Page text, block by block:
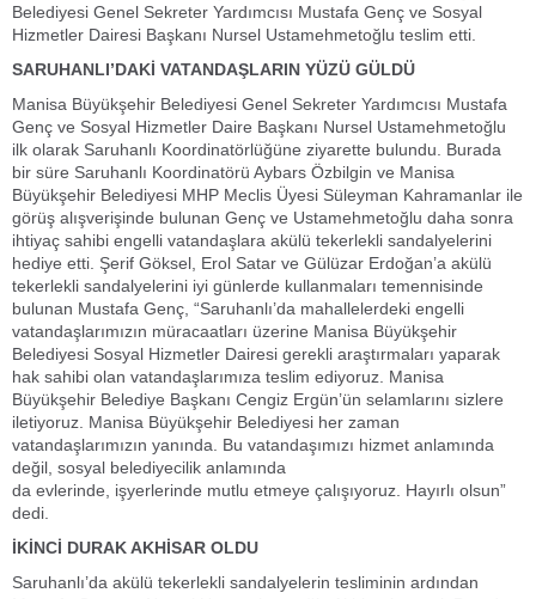
Belediyesi Genel Sekreter Yardımcısı Mustafa Genç ve Sosyal
Hizmetler Dairesi Başkanı Nursel Ustamehmetoğlu teslim etti.
SARUHANLI’DAKİ VATANDAŞLARIN YÜZÜ GÜLDÜ
Manisa Büyükşehir Belediyesi Genel Sekreter Yardımcısı Mustafa
Genç ve Sosyal Hizmetler Daire Başkanı Nursel Ustamehmetoğlu
ilk olarak Saruhanlı Koordinatörlüğüne ziyarette bulundu. Burada
bir süre Saruhanlı Koordinatörü Aybars Özbilgin ve Manisa
Büyükşehir Belediyesi MHP Meclis Üyesi Süleyman Kahramanlar ile
görüş alışverişinde bulunan Genç ve Ustamehmetoğlu daha sonra
ihtiyaç sahibi engelli vatandaşlara akülü tekerlekli sandalyelerini
hediye etti. Şerif Göksel, Erol Satar ve Gülüzar Erdoğan’a akülü
tekerlekli sandalyelerini iyi günlerde kullanmaları temennisinde
bulunan Mustafa Genç, “Saruhanlı’da mahallelerdeki engelli
vatandaşlarımızın müracaatları üzerine Manisa Büyükşehir
Belediyesi Sosyal Hizmetler Dairesi gerekli araştırmaları yaparak
hak sahibi olan vatandaşlarımıza teslim ediyoruz. Manisa
Büyükşehir Belediye Başkanı Cengiz Ergün’ün selamlarını sizlere
iletiyoruz. Manisa Büyükşehir Belediyesi her zaman
vatandaşlarımızın yanında. Bu vatandaşımızı hizmet anlamında
değil, sosyal belediyecilik anlamında
da evlerinde, işyerlerinde mutlu etmeye çalışıyoruz. Hayırlı olsun”
dedi.
İKİNCİ DURAK AKHİSAR OLDU
Saruhanlı’da akülü tekerlekli sandalyelerin tesliminin ardından